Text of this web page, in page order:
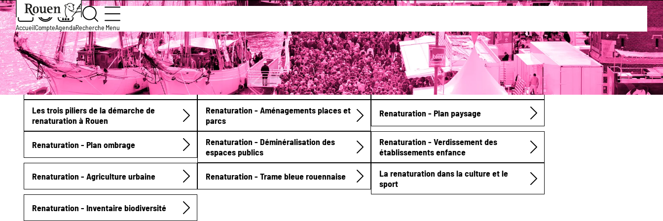
Aller
au
contenu
principal
Aller
à
la
page
d’accueil
Slide
1
of
1
AccueilCompteAgendaRecherche Menu
Fil
d'Ariane
Accueil Services et démarches
Plan de renaturation
Submenu
Qu’est-ce que la renaturation ? Dispositif "La route du hérisson" Une chauve-souris dans mon grenier
Les trois piliers de la démarche de
renaturation à Rouen
Renaturation - Aménagements places et
parcs
Renaturation - Plan paysage
Renaturation - Plan ombrage
Renaturation - Déminéralisation des
espaces publics
Renaturation - Verdissement des
établissements enfance
Renaturation - Agriculture urbaine Renaturation - Trame bleue rouennaise
La renaturation dans la culture et le
sport
Renaturation - Inventaire biodiversité